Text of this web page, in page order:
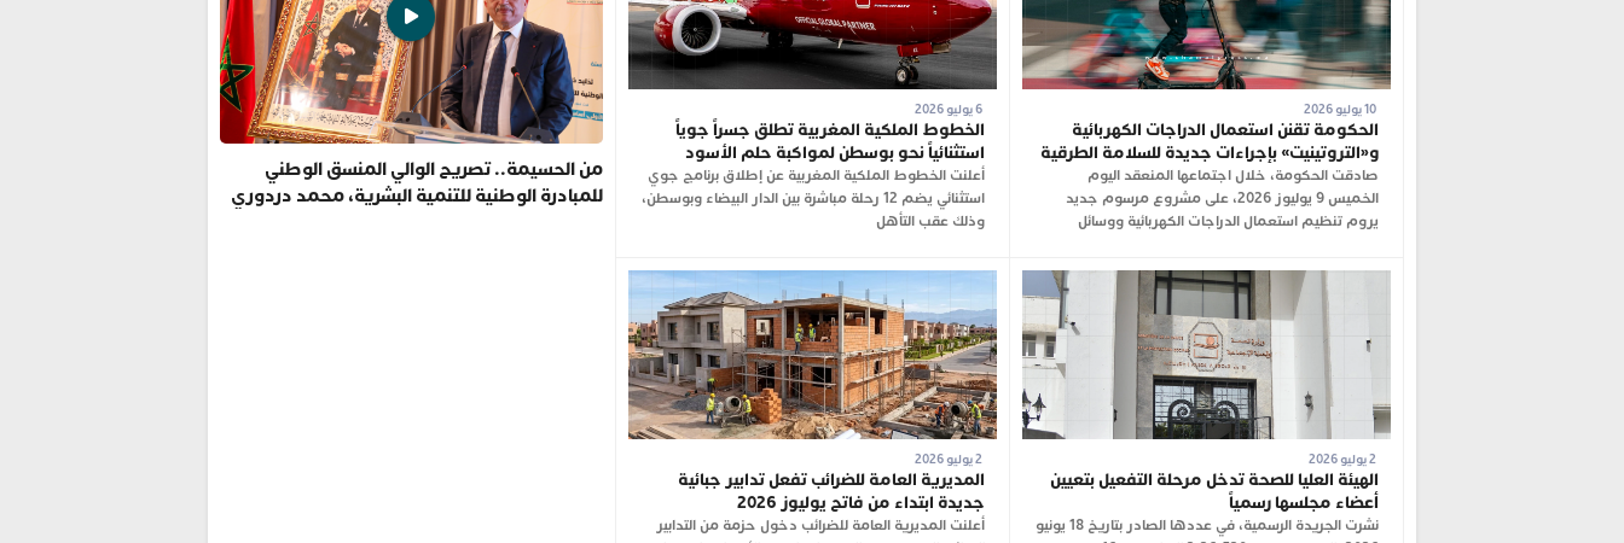
الحكومة تقنن استعمال الدراجات الكهربائية
و«التروتينيت» بإجراءات جديدة للسلامة الطرقية
صادقت الحكومة، خلال اجتماعها المنعقد اليوم
الخميس 9 يوليوز 2026، على مشروع مرسوم جديد
يروم تنظيم استعمال الدراجات الكهربائية ووسائل
6 يوليو 2026
الخطوط الملكية المغربية تطلق جسراً جوياً
استثنائياً نحو بوسطن لمواكبة حلم الأسود
أعلنت الخطوط الملكية المغربية عن إطلاق برنامج جوي
استثنائي يضم 12 رحلة مباشرة بين الدار البيضاء وبوسطن،
وذلك عقب التأهل
الهيئة العليا للصحة تدخل مرحلة التفعيل بتعيين
أعضاء مجلسها رسمياً
نشرت الجريدة الرسمية، في عددها الصادر بتاريخ 18 يونيو
2 يوليو 2026
المديرية العامة للضرائب تفعل تدابير جبائية
جديدة ابتداء من فاتح يوليوز 2026
أعلنت المديرية العامة للضرائب دخول حزمة من التدابير
من الحسيمة.. تصريح الوالي المنسق الوطني
للمبادرة الوطنية للتنمية البشرية، محمد دردوري